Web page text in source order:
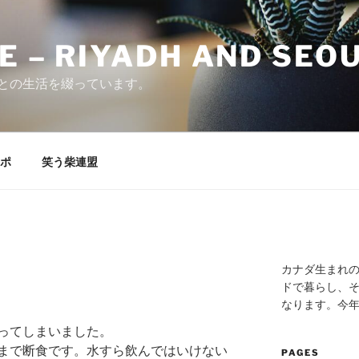
– RIYADH AND
生活を綴っています。
笑う柴連盟
しまいました。
で断食です。水すら飲んではいけない
カナダ生まれ
ドで暮らし、
なります。今
PAGES